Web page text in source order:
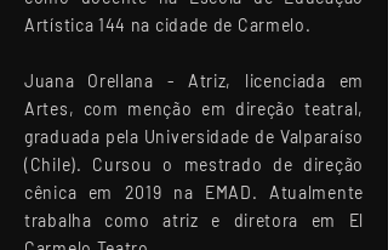
Artística 144 na cidade de Carmelo.
Juana Orellana - Atriz, licenciada em
Artes, com menção em direção teatral,
graduada pela Universidade de Valparaíso
(Chile). Cursou o mestrado de direção
cênica em 2019 na EMAD. Atualmente
trabalha como atriz e diretora em El